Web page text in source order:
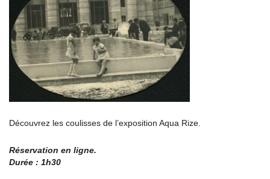
Découvrez les coulisses de l’exposition Aqua Rize.
Réservation en ligne.
Durée : 1h30